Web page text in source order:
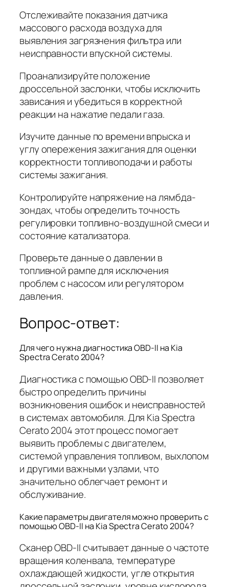
Отслеживайте показания датчика
массового расхода воздуха для
выявления загрязнения фильтра или
неисправности впускной системы.
Проанализируйте положение
дроссельной заслонки, чтобы исключить
зависания и убедиться в корректной
реакции на нажатие педали газа.
Изучите данные по времени впрыска и
углу опережения зажигания для оценки
корректности топливоподачи и работы
системы зажигания.
Контролируйте напряжение на лямбда-
зондах, чтобы определить точность
регулировки топливно-воздушной смеси и
состояние катализатора.
Проверьте данные о давлении в
топливной рампе для исключения
проблем с насосом или регулятором
давления.
Вопрос-ответ:
Для чего нужна диагностика OBD-II на Kia
Spectra Cerato 2004?
Диагностика с помощью OBD-II позволяет
быстро определить причины
возникновения ошибок и неисправностей
в системах автомобиля. Для Kia Spectra
Cerato 2004 этот процесс помогает
выявить проблемы с двигателем,
системой управления топливом, выхлопом
и другими важными узлами, что
значительно облегчает ремонт и
обслуживание.
Какие параметры двигателя можно проверить с
помощью OBD-II на Kia Spectra Cerato 2004?
Сканер OBD-II считывает данные о частоте
вращения коленвала, температуре
охлаждающей жидкости, угле открытия